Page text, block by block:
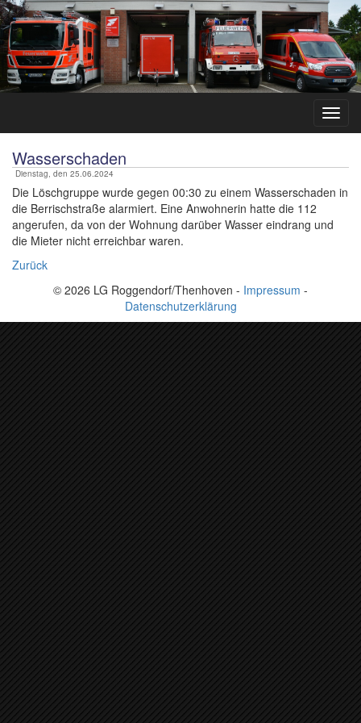
Wasserschaden
Dienstag, den 25.06.2024
Die Löschgruppe wurde gegen 00:30 zu einem Wasserschaden in
die Berrischstraße alarmiert. Eine Anwohnerin hatte die 112
angerufen, da von der Wohnung darüber Wasser eindrang und
die Mieter nicht erreichbar waren.
Zurück
© 2026 LG Roggendorf/Thenhoven - Impressum -
Datenschutzerklärung